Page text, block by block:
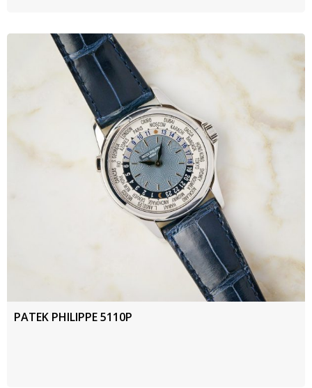
PATEK PHILIPPE 5110P